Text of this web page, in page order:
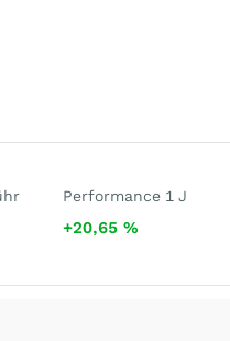
Performance 1 J
+20,65%